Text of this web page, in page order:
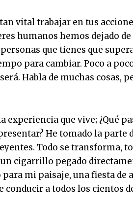
vital trabajar en tus
humanos hemos dejado
que tienes que
para cambiar. Poco a
Habla de muchas cosas,
que vive; ¿Qué
He tomado la parte
Todo se transforma,
cigarrillo pegado
mi paisaje, una fiesta de
conducir a todos los cientos